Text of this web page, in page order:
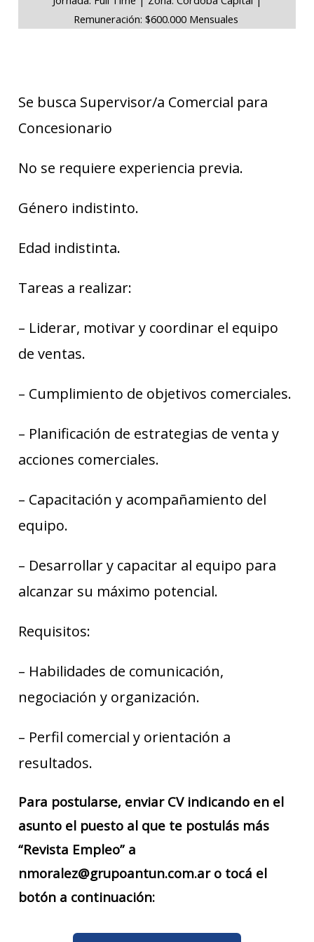
Remuneración: $600.000 Mensuales
Se busca Supervisor/a Comercial para
Concesionario
No se requiere experiencia previa.
Género indistinto.
Edad indistinta.
Tareas a realizar:
– Liderar, motivar y coordinar el equipo
de ventas.
– Cumplimiento de objetivos comerciales.
– Planificación de estrategias de venta y
acciones comerciales.
– Capacitación y acompañamiento del
equipo.
– Desarrollar y capacitar al equipo para
alcanzar su máximo potencial.
Requisitos:
– Habilidades de comunicación,
negociación y organización.
– Perfil comercial y orientación a
resultados.
Para postularse, enviar CV indicando en el
asunto el puesto al que te postulás más
“Revista Empleo” a
nmoralez@grupoantun.com.ar o tocá el
botón a continuación: